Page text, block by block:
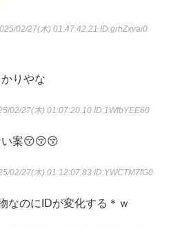
02/27(木) 01:47:42.21 ID:grhZxvai0
りやな
02/27(木) 01:07:20.10 ID:1WfbYEE60
案😚😚😚
02/27(木) 01:12:07.83 ID:YWCTM7fG0
なのにIDが変化する＊ｗ